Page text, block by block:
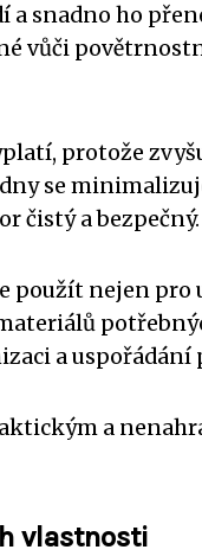
snadno ho
vůči
protože
se
čistý a bezpečný.
použít nejen
a
a
vlastnosti